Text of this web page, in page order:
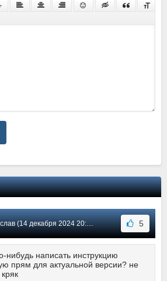
Гость Вячеслав (14 декабря 2024 20:57) Сообщение #23 5
нибудь написать инструкцию
прям для актуальной версии? не